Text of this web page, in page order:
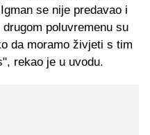
se nije predavao i
poluvremenu su
da moramo živjeti s tim
rekao je u uvodu.